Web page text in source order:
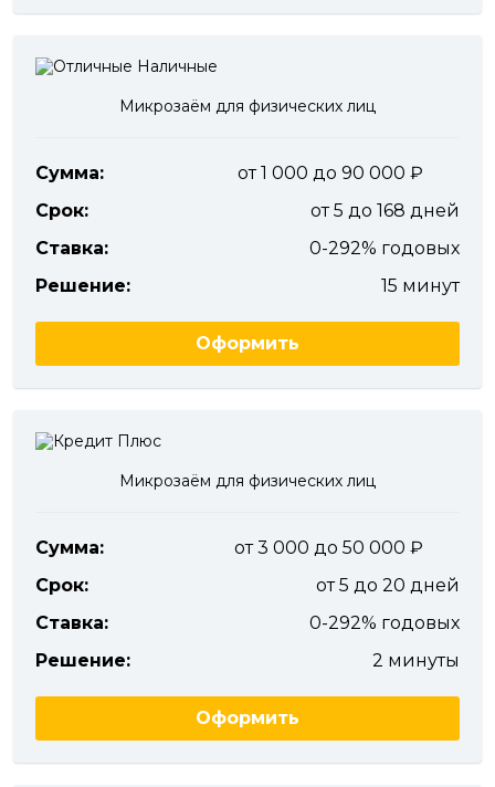
Микрозаём для физических лиц
Сумма:
от 1 000 до 90 000
Срок:
от 5 до 168 дней
Ставка:
0-292% годовых
Решение:
15 минут
Оформить
Микрозаём для физических лиц
Сумма:
от 3 000 до 50 000
Срок:
от 5 до 20 дней
Ставка:
0-292% годовых
Решение:
2 минуты
Оформить